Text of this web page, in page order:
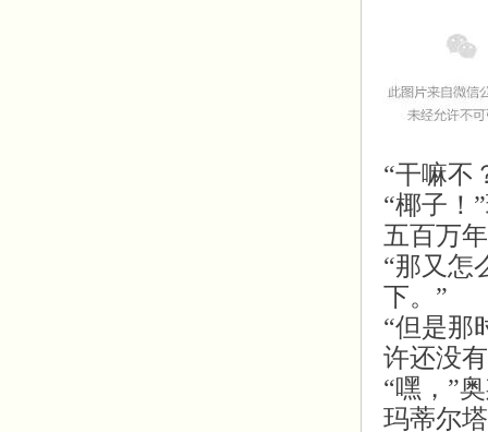
“干嘛不
“椰子！”
五百万
“那又怎
下。”
“但是那
许还没
“嘿，”
玛蒂尔